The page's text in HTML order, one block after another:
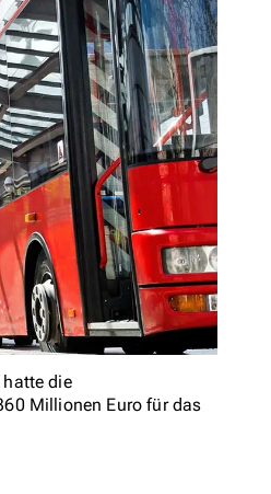
hatte die
Millionen Euro für das